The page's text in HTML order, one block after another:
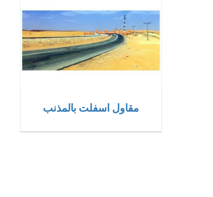
مقاول اسفلت بالمذنب